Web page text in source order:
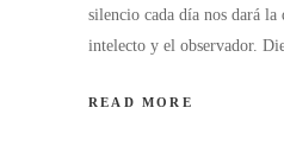
silencio cada día nos dará
intelecto y el observador.
READ MORE